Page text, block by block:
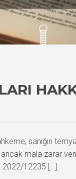
sanığın
ancak mala zarar
12235 […]